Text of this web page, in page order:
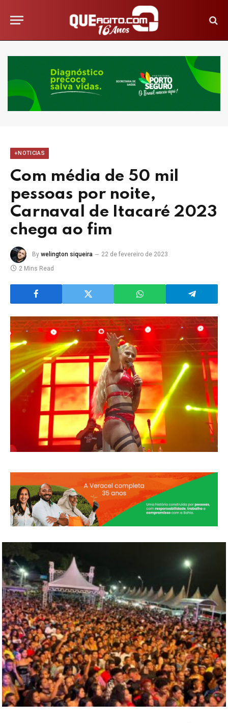
+NOTICIAS
Com média de 50 mil
pessoas por noite,
Carnaval de Itacaré 2023
chega ao fim
By welington siqueira
22 de fevereiro de 2023
2 Mins Read